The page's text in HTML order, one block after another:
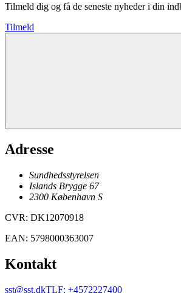
Tilmeld dig og få de seneste nyheder i din
Tilmeld
Adresse
Sundhedsstyrelsen
Islands Brygge 67
2300 København S
CVR: DK12070918
EAN: 5798000363007
Kontakt
sst@sst.dkTLF: +4572227400